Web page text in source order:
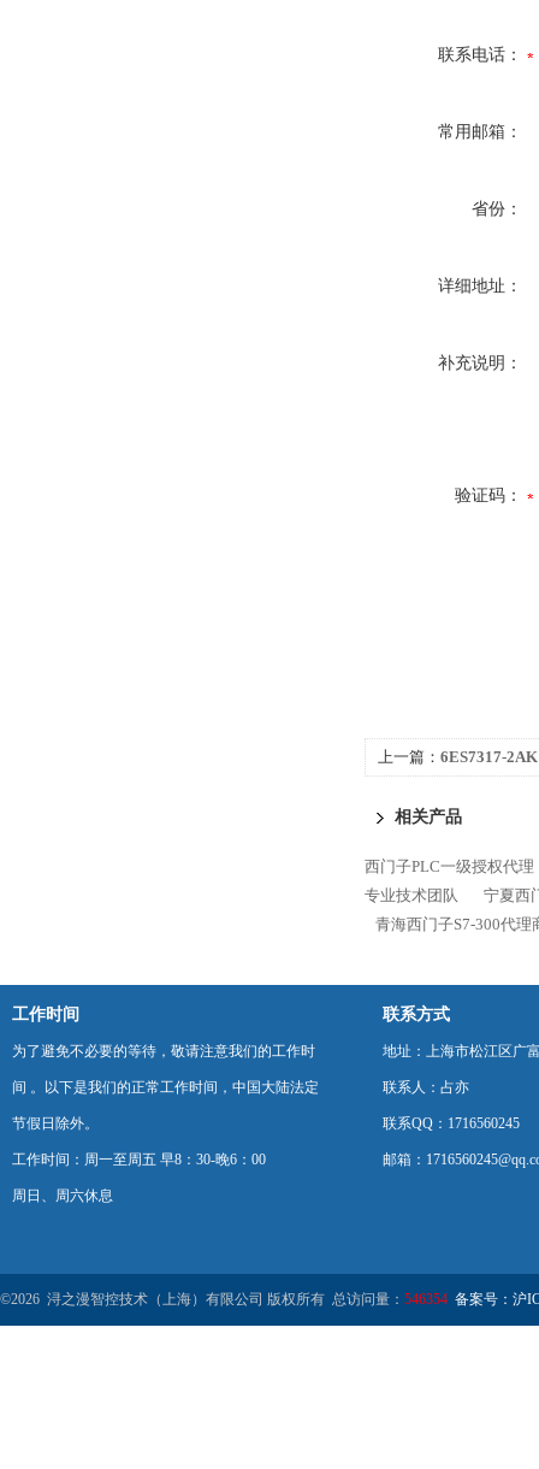
联系电话：
常用邮箱：
省份：
详细地址：
补充说明：
验证码：
上一篇： 6ES7317-
相关产品
西门子PLC一级授权代理
专业技术团队
宁夏西
青海西门子S7-300代理
工作时间
为了避免不必要的等待，敬请注意我们的工作时
间 。以下是我们的正常工作时间，中国大陆法定
节假日除外。
工作时间：周一至周五 早8：30-晚6：00
周日、周六休息
联系方式
地址：上海市松江区广
联系人：占亦
联系QQ：1716560245
邮箱：
©2026 浔之漫智控技术（上海）有限公司 版权所有 总访问量： 546354 备案号：沪